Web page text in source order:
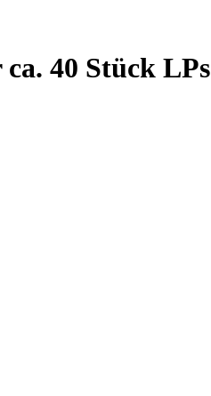
40 Stück LPs